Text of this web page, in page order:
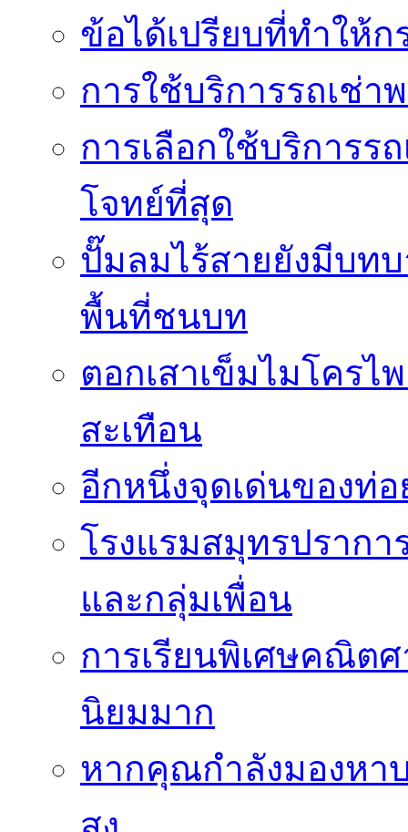
ข้อได้เปรียบที่ทำให้ก
การใช้บริการรถเช่
การเลือกใช้บริการร
โจทย์ที่สุด
ปั๊มลมไร้สายยังมีบท
พื้นที่ชนบท
ตอกเสาเข็มไมโคร
สะเทือน
อีกหนึ่งจุดเด่นของท่
โรงแรมสมุทรปราก
และกลุ่มเพื่อน
การเรียนพิเศษคณิต
นิยมมาก
หากคุณกำลังมองหา